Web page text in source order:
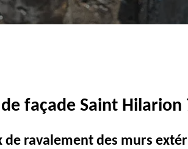
façade Saint
de ravalement des murs